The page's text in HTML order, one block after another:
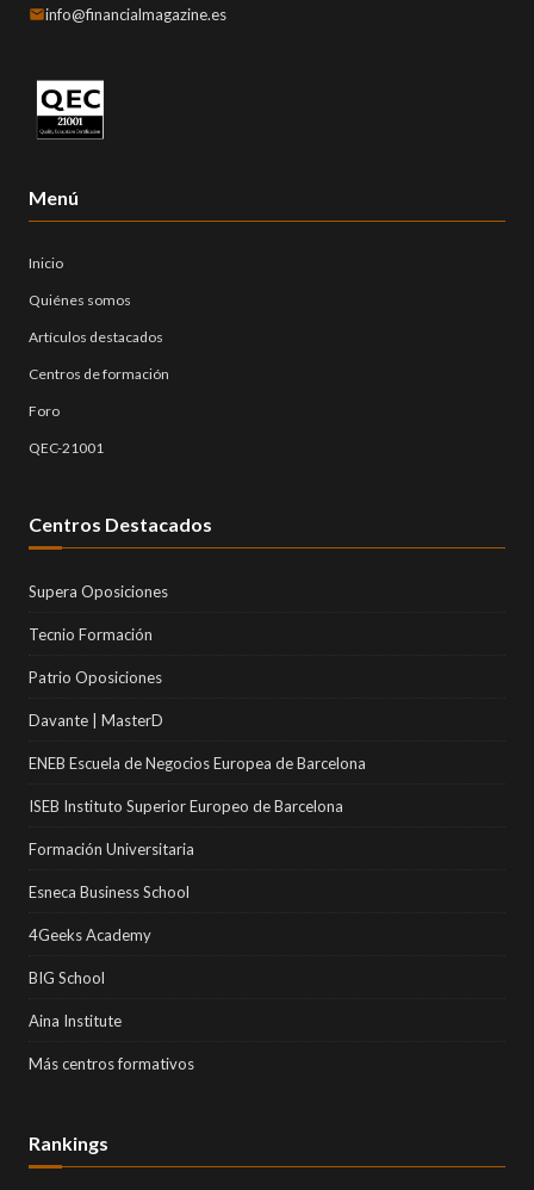
info@financialmagazine.es
Menú
Inicio
Quiénes somos
Artículos destacados
Centros de formación
Foro
QEC-21001
Centros Destacados
Supera Oposiciones
Tecnio Formación
Patrio Oposiciones
Davante | MasterD
ENEB Escuela de Negocios Europea de Barcelona
ISEB Instituto Superior Europeo de Barcelona
Formación Universitaria
Esneca Business School
4Geeks Academy
BIG School
Aina Institute
Más centros formativos
Rankings